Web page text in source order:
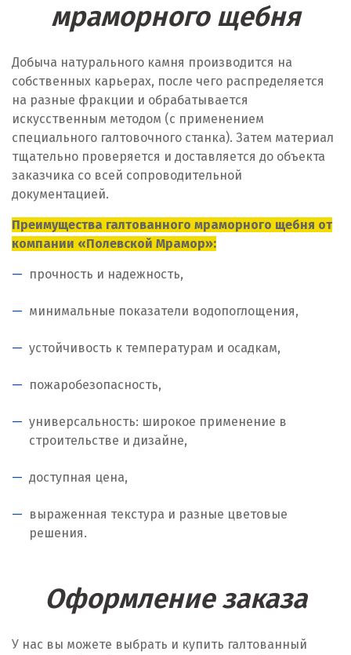
мраморного щебня
Добыча натурального камня производится на
собственных карьерах, после чего распределяется
на разные фракции и обрабатывается
искусственным методом (с применением
специального галтовочного станка). Затем материал
тщательно проверяется и доставляется до объекта
заказчика со всей сопроводительной
документацией.
Преимущества галтованного мраморного щебня от
компании «Полевской Мрамор»:
прочность и надежность,
минимальные показатели водопоглощения,
устойчивость к температурам и осадкам,
пожаробезопасность,
универсальность: широкое применение в
строительстве и дизайне,
доступная цена,
выраженная текстура и разные цветовые
решения.
Оформление заказа
У нас вы можете выбрать и купить галтованный